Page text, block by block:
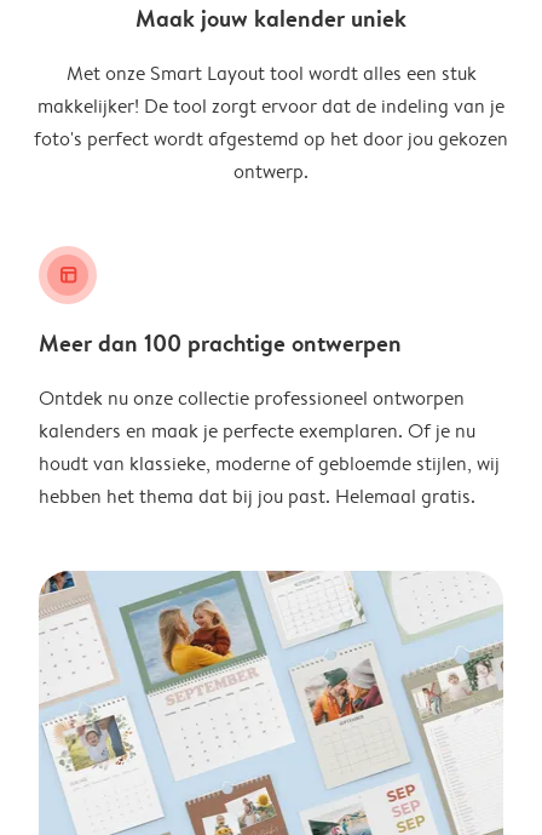
Maak jouw kalender uniek
Met onze Smart Layout tool wordt alles een stuk
makkelijker! De tool zorgt ervoor dat de indeling van je
foto's perfect wordt afgestemd op het door jou gekozen
ontwerp.
layout_alt
Meer dan 100 prachtige ontwerpen
Ontdek nu onze collectie professioneel ontworpen
kalenders en maak je perfecte exemplaren. Of je nu
houdt van klassieke, moderne of gebloemde stijlen, wij
hebben het thema dat bij jou past. Helemaal gratis.